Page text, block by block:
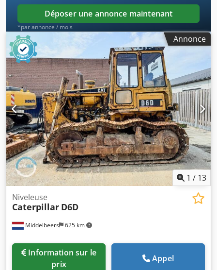
Déposer une annonce maintenant
*par annonce / mois
Annonce
1 / 13
Middelbeers 625 km
Niveleuse
Caterpillar D6D
prix
Appel